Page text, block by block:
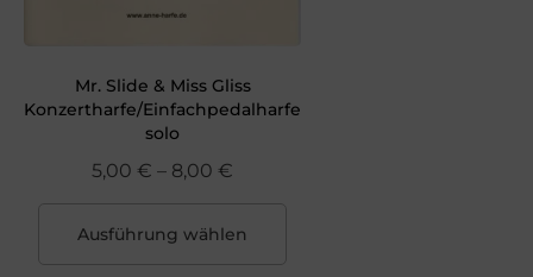
Mr. Slide & Miss Gliss
Konzertharfe/Einfachpedalharfe
solo
5,00 € – 8,00 €
Ausführung wählen